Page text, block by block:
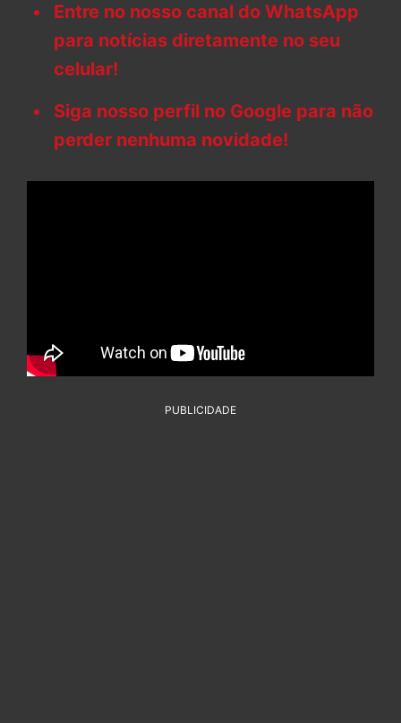
Entre no nosso canal do WhatsApp
para notícias diretamente no seu
celular!
Siga nosso perfil no Google para não
perder nenhuma novidade!
PUBLICIDADE